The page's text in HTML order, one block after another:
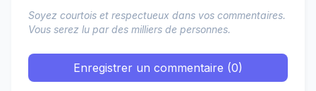
Soyez courtois et respectueux dans vos commentaires.
Vous serez lu par des milliers de personnes.
Enregistrer un commentaire (0)